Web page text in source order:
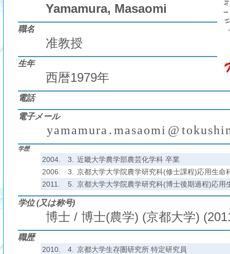
Yamamura, Masaomi
職名
准教授
生年
西暦1979年
電話
電子メール
yamamura . masaomi @ tokushi
学歴
2004. 3.
近畿大学農学部農芸化学科 卒業
2006.
3.
京都大学大学院農学研究科(修士課程)応用生命
2011.
5. 京都大学大学院農学研究科(博士後期過程)応用
学位 (又は称号)
博士 / 博士(農学) (京都大学)
職歴
2010. 4.
京都大学生存圏研究所 特定研究員